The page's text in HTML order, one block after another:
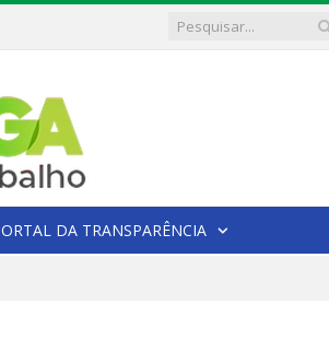
DA TRANSPARÊNCIA